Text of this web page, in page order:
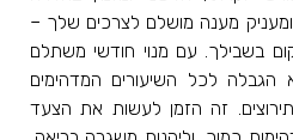
ומעניק מענה מושלם לצרכים שלך –
בשבילך. עם מנוי חודשי משתלם
לכל השיעורים המדהימים
זה הזמן לעשות את הצעד